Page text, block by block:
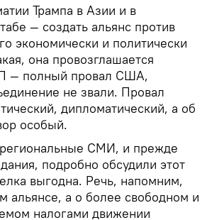
Трампа в Азии и в
— создать альянс против
экономически и политически
она провозглашается
— полный провал США,
не звали. Провал
дипломатический, а об
особый.
СМИ, и прежде
подробно обсудили этот
выгодна. Речь, напомним,
альянсе, а о более свободном и
налогами движении